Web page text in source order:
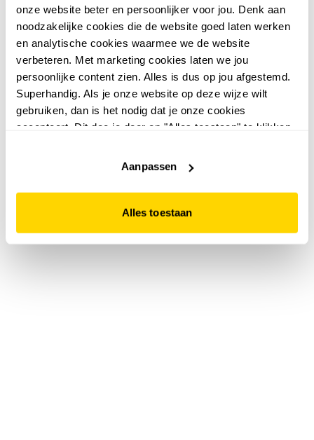
onze website beter en persoonlijker voor jou. Denk aan
noodzakelijke cookies die de website goed laten werken
en analytische cookies waarmee we de website
verbeteren. Met marketing cookies laten we jou
persoonlijke content zien. Alles is dus op jou afgestemd.
Superhandig. Als je onze website op deze wijze wilt
gebruiken, dan is het nodig dat je onze cookies
accepteert. Dit doe je door op "Alles toestaan" te klikken.
website niet optimaal functioneert.
Aanpassen
Alles toestaan